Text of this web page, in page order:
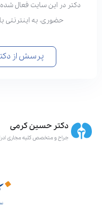
دکتر در این سایت فعال شده
حضوری، به اینترنتی با
پرسش از دکتر